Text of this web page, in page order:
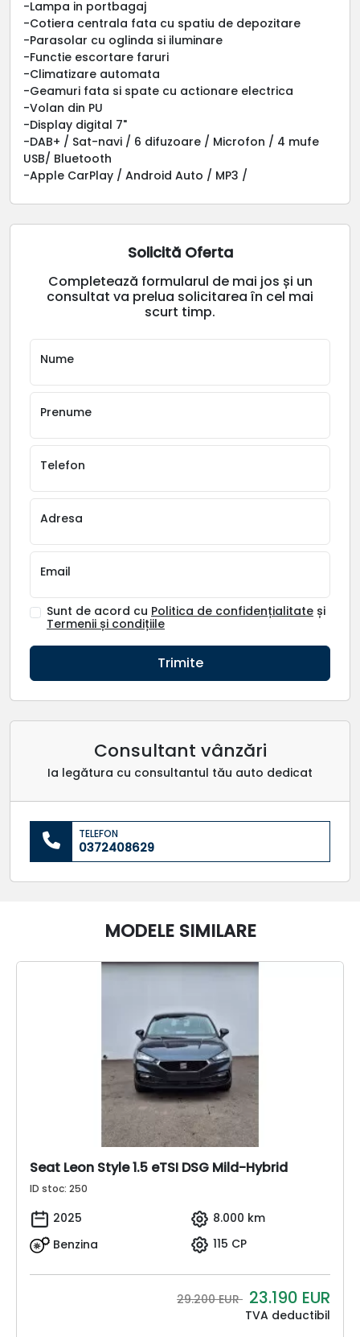
-Lampa in portbagaj
-Cotiera centrala fata cu spatiu de depozitare
-Parasolar cu oglinda si iluminare
-Functie escortare faruri
-Climatizare automata
-Geamuri fata si spate cu actionare electrica
-Volan din PU
-Display digital 7"
-DAB+ / Sat-navi / 6 difuzoare / Microfon / 4 mufe
USB/ Bluetooth
-Apple CarPlay / Android Auto / MP3 /
Solicită Oferta
Completează formularul de mai jos și un
consultat va prelua solicitarea în cel mai
scurt timp.
Nume
Prenume
Telefon
Adresa
Email
Sunt de acord cu Politica de confidențialitate și
Termenii și condițiile
Trimite
Consultant vânzări
Ia legătura cu consultantul tău auto dedicat
TELEFON
0372408629
MODELE SIMILARE
Seat Leon Style 1.5 eTSI DSG Mild-Hybrid
ID stoc: 250
2025
8.000 km
Benzina
115 CP
29.200 EUR 23.190 EUR
TVA deductibil